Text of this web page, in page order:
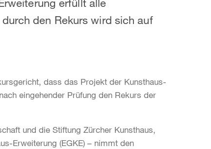
erfüllt alle
den Rekurs wird sich auf
dass das Projekt der Kunsthaus-
eingehender Prüfung den Rekurs der
und die Stiftung Zürcher Kunsthaus,
Erweiterung (EGKE) – nimmt den